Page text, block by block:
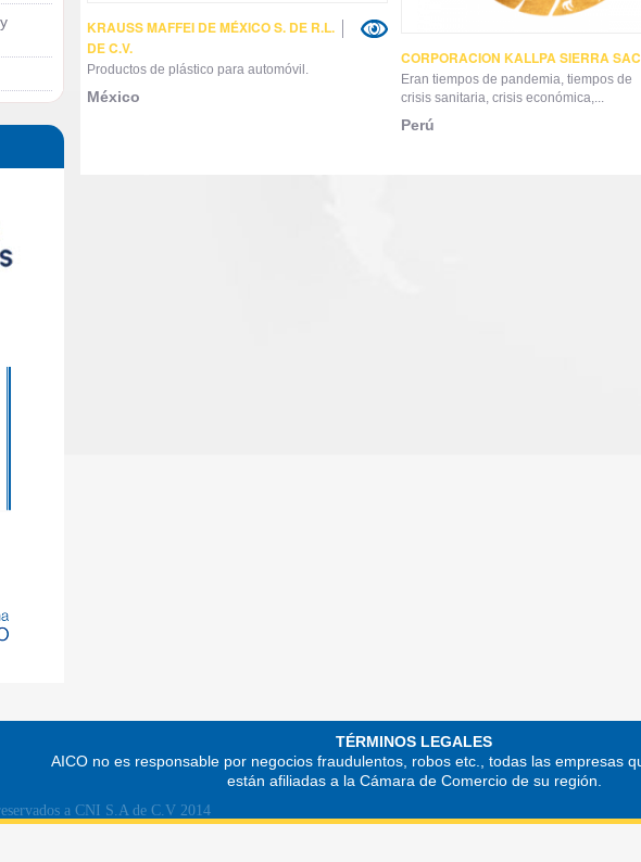
KRAUSS MAFFEI DE MÉXICO S. DE R.L.
DE C.V.
Productos de plástico para automóvil.
México
CORPORACION KALLPA SIERRA SAC
Eran tiempos de pandemia, tiempos de
crisis sanitaria, crisis económica,...
Perú
TÉRMINOS LEGALES
AICO no es responsable por negocios fraudulentos, robos etc., todas las empresas
están afiliadas a la Cámara de Comercio de su región.
a CNI S.A de C.V 2014